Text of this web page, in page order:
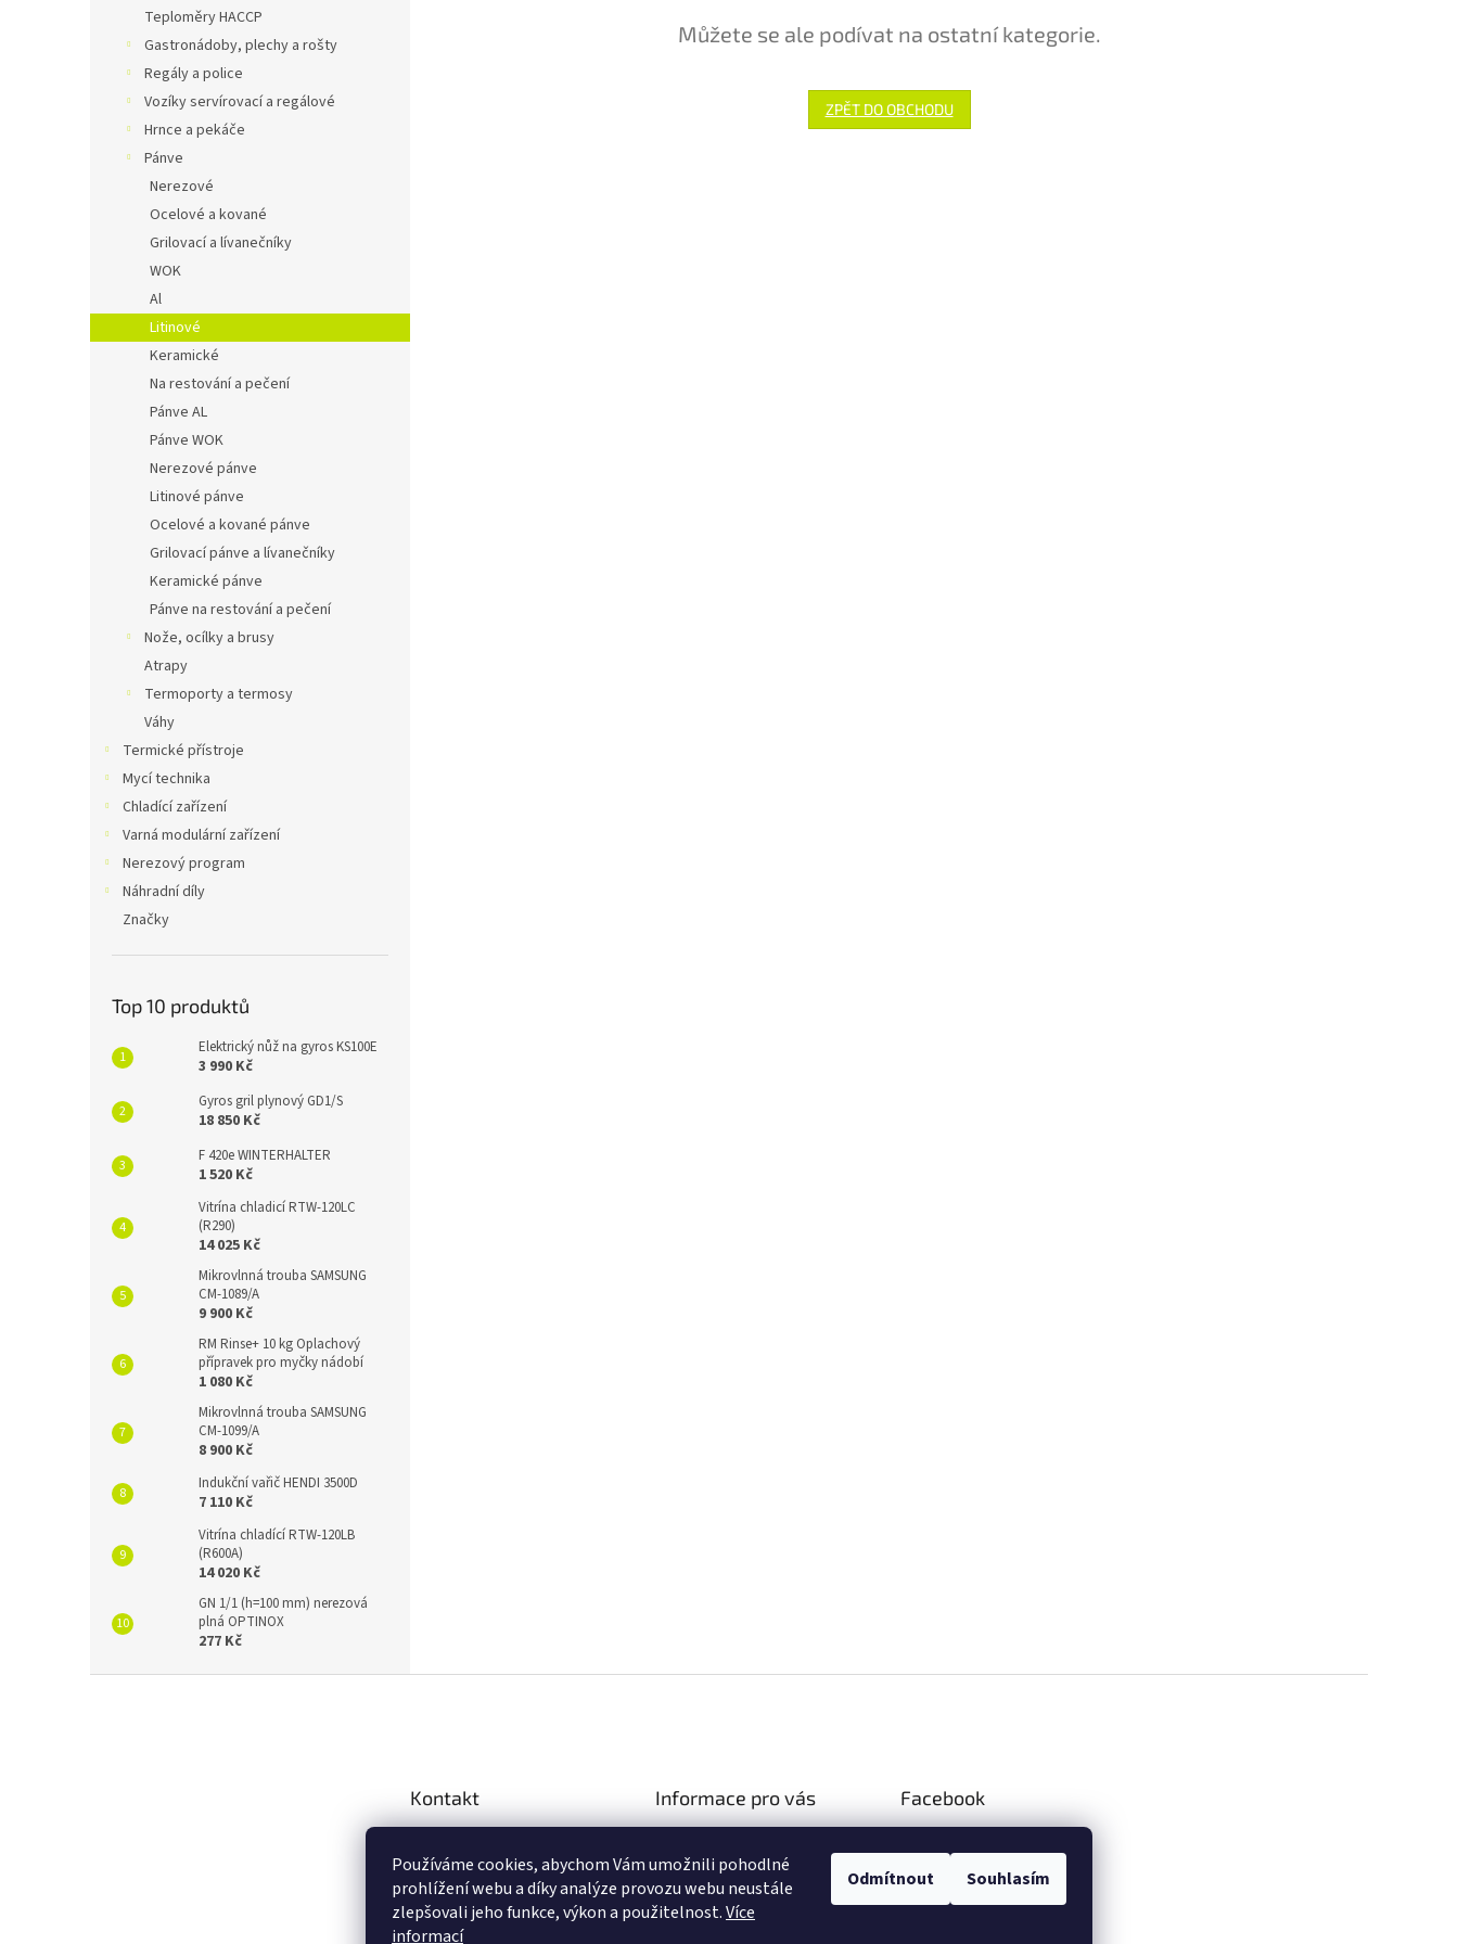
Používáme cookies, abychom Vám umožnili pohodlné
prohlížení webu a díky analýze provozu webu neustále
zlepšovali jeho funkce, výkon a použitelnost.Více
informací
Odmítnout Souhlasím
Teploměry HACCP
Gastronádoby, plechy a rošty
Regály a police
Vozíky servírovací a regálové
Hrnce a pekáče
Pánve
Nerezové
Ocelové a kované
Grilovací a lívanečníky
WOK
Al
Litinové
Keramické
Na restování a pečení
Pánve AL
Pánve WOK
Nerezové pánve
Litinové pánve
Ocelové a kované pánve
Grilovací pánve a lívanečníky
Keramické pánve
Pánve na restování a pečení
Nože, ocílky a brusy
Atrapy
Termoporty a termosy
Váhy
Termické přístroje
Mycí technika
Chladící zařízení
Varná modulární zařízení
Nerezový program
Náhradní díly
Značky
Top 10 produktů
Elektrický nůž na gyros KS100E
3 990 Kč
Gyros gril plynový GD1/S
18 850 Kč
F 420e WINTERHALTER
1 520 Kč
Vitrína chladicí RTW-120LC
(R290)
14 025 Kč
Mikrovlnná trouba SAMSUNG
CM-1089/A
9 900 Kč
RM Rinse+ 10 kg Oplachový
přípravek pro myčky nádobí
1 080 Kč
Mikrovlnná trouba SAMSUNG
CM-1099/A
8 900 Kč
Indukční vařič HENDI 3500D
7 110 Kč
Vitrína chladící RTW-120LB
(R600A)
14 020 Kč
GN 1/1 (h=100 mm) nerezová
plná OPTINOX
277 Kč
Můžete se ale podívat na ostatní kategorie.
ZPĚT DO OBCHODU
Kontakt
+420 273 130 989
Novinky na Facebooku!
Informace pro vás
Obchodní podmínky
Podmínky ochrany osobních
údajů
Facebook